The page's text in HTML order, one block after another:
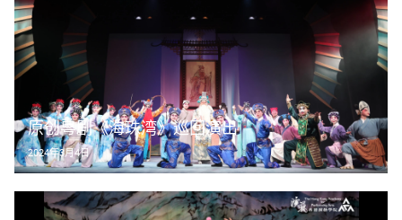
原创粤剧《海珠湾》巡回演出
2024年3月4日